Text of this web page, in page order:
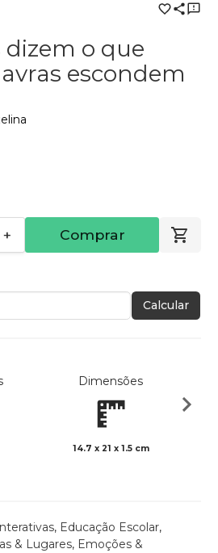
dizem o que
escondem
+ Comprar
Calcular
Dimensões
14.7 x 21 x 1.5 cm
, Educação Escolar,
& Lugares, Emoções &